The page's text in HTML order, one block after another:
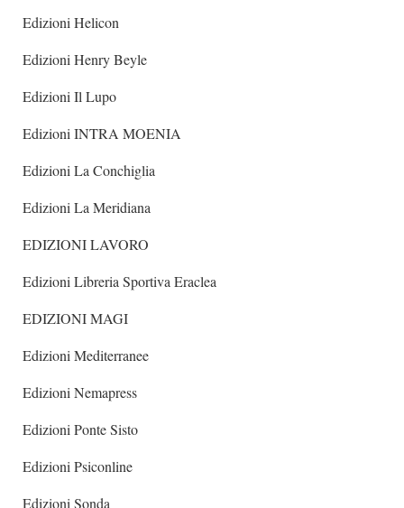
Edizioni Helicon
Edizioni Henry Beyle
Edizioni Il Lupo
Edizioni INTRA MOENIA
Edizioni La Conchiglia
Edizioni La Meridiana
EDIZIONI LAVORO
Edizioni Libreria Sportiva Eraclea
EDIZIONI MAGI
Edizioni Mediterranee
Edizioni Nemapress
Edizioni Ponte Sisto
Edizioni Psiconline
Edizioni Sonda